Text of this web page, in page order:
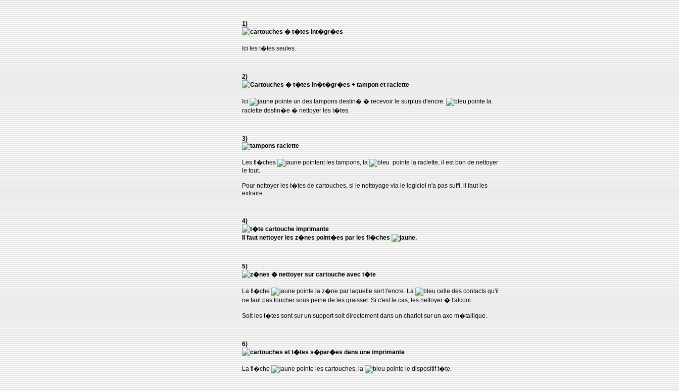
1)
Ici les t�tes seules.
2)
Ici pointe un des tampons destin� � recevoir le surplus d'encre.
pointe la
raclette destin�e � nettoyer les t�tes.
3)
Les fl�ches pointent les tampons, la
pointe la raclette, il est bon de nettoyer
le tout.
Pour nettoyer les t�tes de cartouches, si le nettoyage via le logiciel n'a pas suffi, il faut les
extraire.
4)
Il faut nettoyer les z�nes point�es par les fl�ches .
5)
La fl�che pointe la z�ne par laquelle sort l'encre. La
celle des contacts qu'il
ne faut pas toucher sous peine de les graisser. Si c'est le cas, les nettoyer � l'alcool.
Soit les t�tes sont sur un support soit directement dans un chariot sur un axe m�tallique.
6)
La fl�che pointe les cartouches, la pointe le dispositif t�te.